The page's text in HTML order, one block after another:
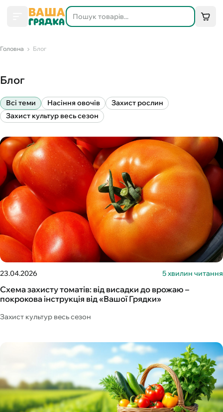
Головна Блог
Блог
Всі теми Насіння овочів
Захист рослин
Захист культур весь сезон
23.04.2026 5 хвилин читання
Схема захисту томатів: від висадки до врожаю –
покрокова інструкція від «Вашої Грядки»
Захист культур весь сезон